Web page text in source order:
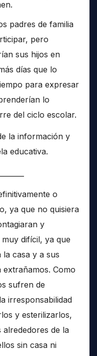
padres de familia
pero
sus hijos en
días que lo
para expresar
lo
del ciclo escolar.
la información y
educativa.
o
ya que no quisiera
y
difícil, ya que
la casa y a sus
Como
sufren de
irresponsabilidad
y esterilizarlos,
de la
sin casa ni